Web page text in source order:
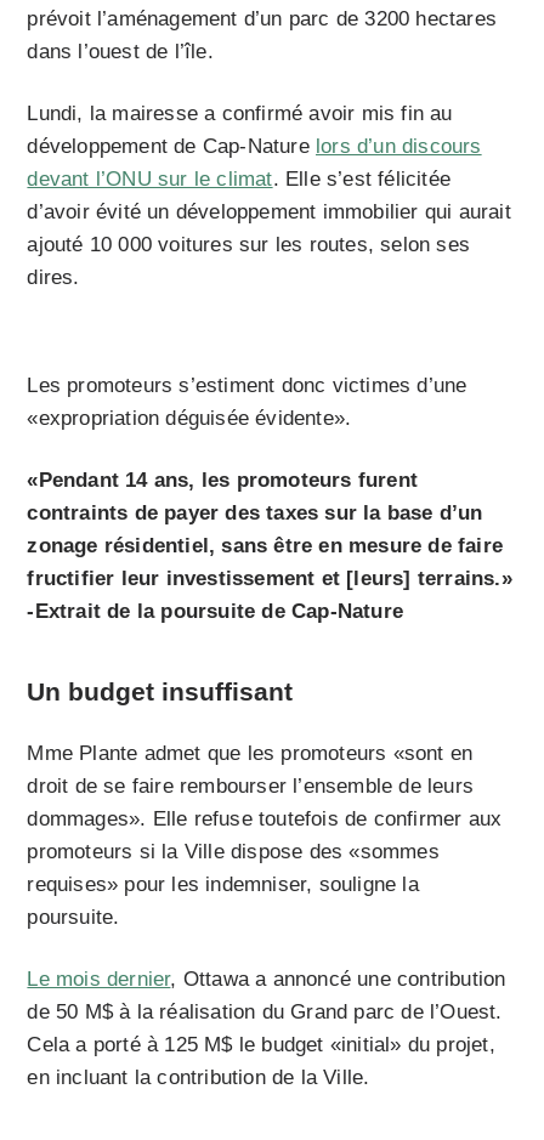
prévoit l’aménagement d’un parc de 3200 hectares
dans l’ouest de l’île.
Lundi, la mairesse a confirmé avoir mis fin au
développement de Cap-Nature lors d’un discours
devant l’ONU sur le climat. Elle s’est félicitée
d’avoir évité un développement immobilier qui aurait
ajouté 10 000 voitures sur les routes, selon ses
dires.
Les promoteurs s’estiment donc victimes d’une
«expropriation déguisée évidente».
«Pendant 14 ans, les promoteurs furent
contraints de payer des taxes sur la base d’un
zonage résidentiel, sans être en mesure de faire
fructifier leur investissement et [leurs] terrains.»
-Extrait de la poursuite de Cap-Nature
Un budget insuffisant
Mme Plante admet que les promoteurs «sont en
droit de se faire rembourser l’ensemble de leurs
dommages». Elle refuse toutefois de confirmer aux
promoteurs si la Ville dispose des «sommes
requises» pour les indemniser, souligne la
poursuite.
Le mois dernier, Ottawa a annoncé une contribution
de 50 M$ à la réalisation du Grand parc de l’Ouest.
Cela a porté à 125 M$ le budget «initial» du projet,
en incluant la contribution de la Ville.